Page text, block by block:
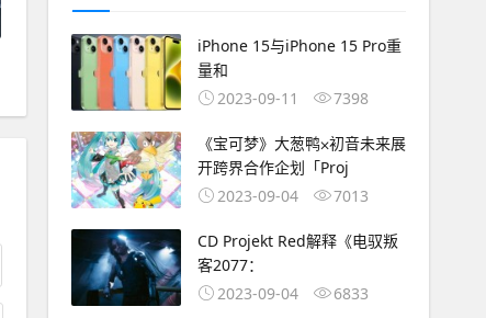
iPhone 15与iPhone 15 Pro重
量和
2023-09-11
7398
《宝可梦》大葱鸭⨉初音未来展
开跨界合作企划「Proj
2023-09-04
7013
CD Projekt Red解释《电驭叛
客2077：
2023-09-04
6833